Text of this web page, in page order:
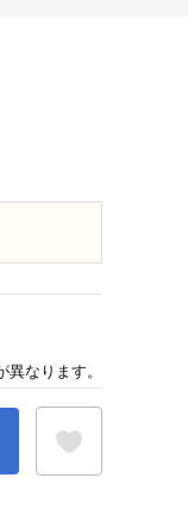
なります。